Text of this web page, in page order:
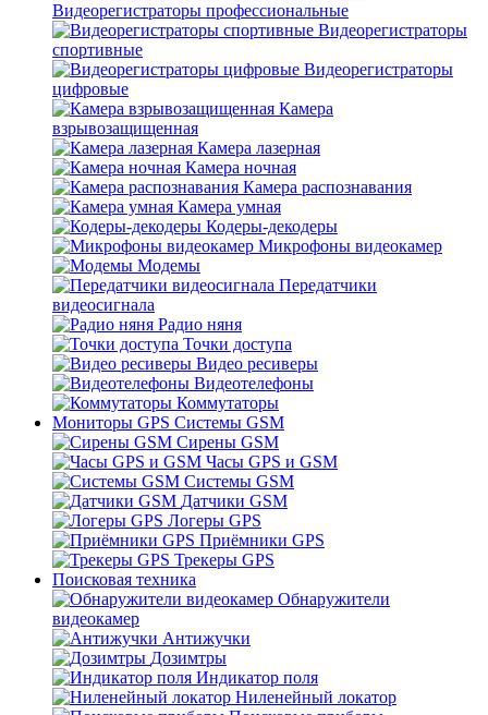
Видеорегистраторы профессиональные
Видеорегистраторы
спортивные
Видеорегистраторы
цифровые
Камера
взрывозащищенная
Камера лазерная
Камера ночная
Камера распознавания
Камера умная
Кодеры-декодеры
Микрофоны видеокамер
Модемы
Передатчики
видеосигнала
Радио няня
Точки доступа
Видео ресиверы
Видеотелефоны
Коммутаторы
Мониторы GPS Системы GSM
Сирены GSM
Часы GPS и GSM
Системы GSM
Датчики GSM
Логеры GPS
Приёмники GPS
Трекеры GPS
Поисковая техника
Обнаружители
видеокамер
Антижучки
Дозимтры
Индикатор поля
Ниленейный локатор